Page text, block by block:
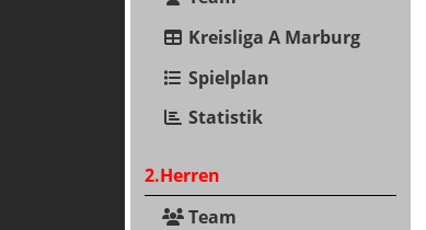
Kreisliga A Marburg
Spielplan
Statistik
2.Herren
Team